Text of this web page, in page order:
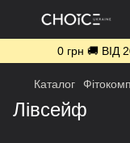
0 грн 🚚 ВІД
Каталог
Лівсейф